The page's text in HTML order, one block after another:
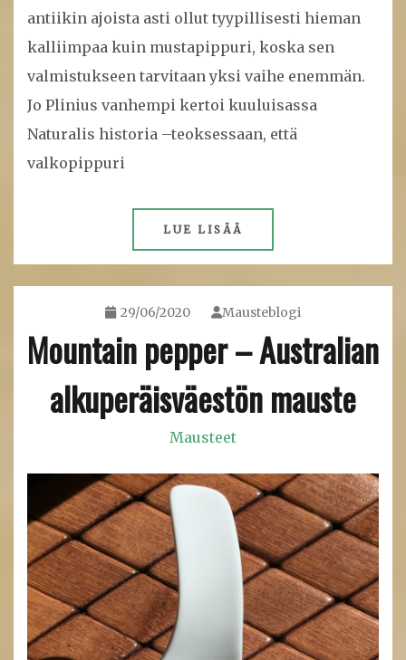
antiikin ajoista asti ollut tyypillisesti hieman
kalliimpaa kuin mustapippuri, koska sen
valmistukseen tarvitaan yksi vaihe enemmän.
Jo Plinius vanhempi kertoi kuuluisassa
Naturalis historia –teoksessaan, että
valkopippuri
LUE LISÄÄ
29/06/2020 Mausteblogi
Mountain pepper – Australian
alkuperäisväestön mauste
Mausteet